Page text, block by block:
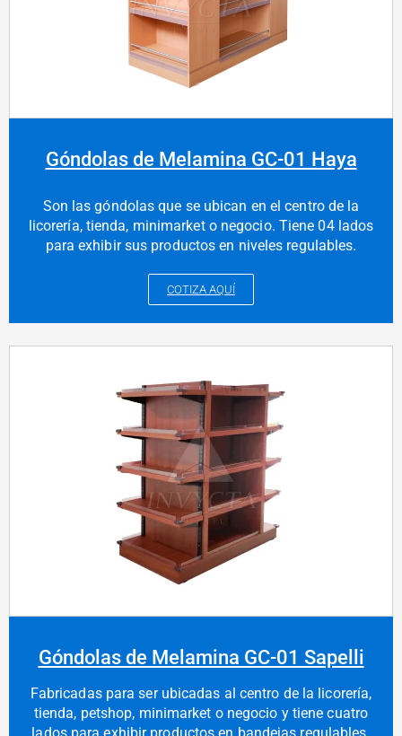
Góndolas de Melamina GC-01 Haya
Son las góndolas que se ubican en el centro de la
licorería, tienda, minimarket o negocio. Tiene 04 lados
para exhibir sus productos en niveles regulables.
COTIZA AQUÍ
Góndolas de Melamina GC-01 Sapelli
Fabricadas para ser ubicadas al centro de la licorería,
tienda, petshop, minimarket o negocio y tiene cuatro